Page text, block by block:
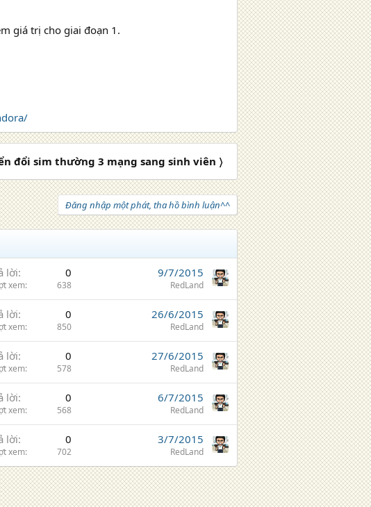
giá trị cho giai đoạn 1.
đổi sim thường 3 mạng sang sinh viên 〉
Đăng nhập một phát, tha hồ bình luận^^
lời 0
xem 638
9/7/2015
RedLand
lời 0
xem 850
26/6/2015
RedLand
lời 0
xem 578
27/6/2015
RedLand
lời 0
xem 568
6/7/2015
RedLand
lời 0
xem 702
3/7/2015
RedLand